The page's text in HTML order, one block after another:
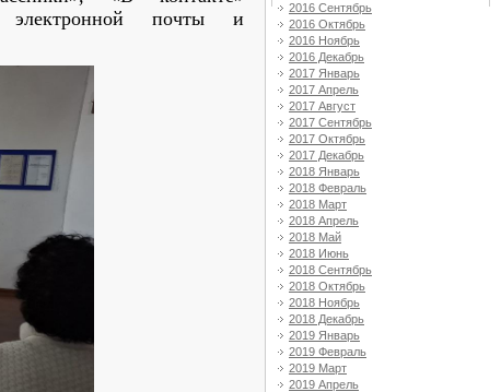
электронной почты и
2016 Сентябрь
2016 Октябрь
2016 Ноябрь
2016 Декабрь
2017 Январь
2017 Апрель
2017 Август
2017 Сентябрь
2017 Октябрь
2017 Декабрь
2018 Январь
2018 Февраль
2018 Март
2018 Апрель
2018 Май
2018 Июнь
2018 Сентябрь
2018 Октябрь
2018 Ноябрь
2018 Декабрь
2019 Январь
2019 Февраль
2019 Март
2019 Апрель